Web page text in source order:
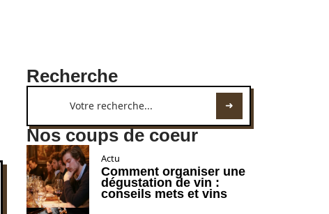
Recherche
Nos coups de coeur
Actu
Comment organiser une
dégustation de vin :
conseils mets et vins